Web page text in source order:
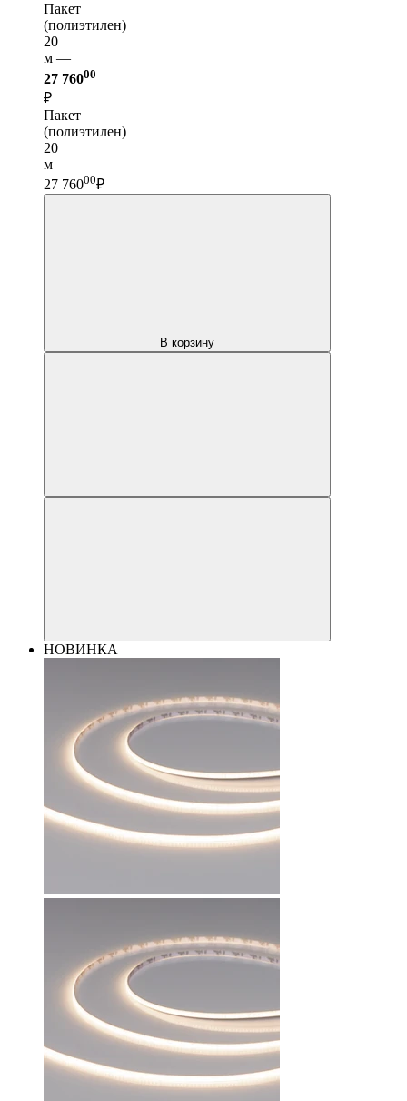
Пакет
(полиэтилен)
20
м —
27 76000
₽
Пакет
(полиэтилен)
20
м
27 76000₽
В корзину
НОВИНКА